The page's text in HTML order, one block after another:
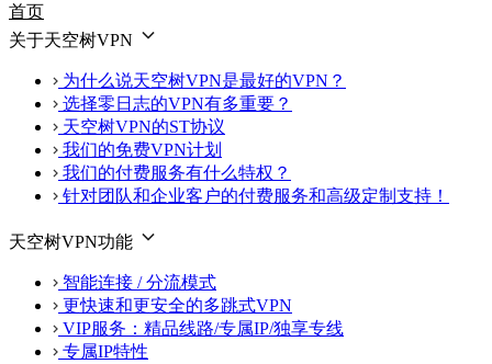
首页
关于天空树VPN
为什么说天空树VPN是最好的VPN？
选择零日志的VPN有多重要？
天空树VPN的ST协议
我们的免费VPN计划
我们的付费服务有什么特权？
针对团队和企业客户的付费服务和高级定制支持！
天空树VPN功能
智能连接 / 分流模式
更快速和更安全的多跳式VPN
VIP服务：精品线路/专属IP/独享专线
专属IP特性